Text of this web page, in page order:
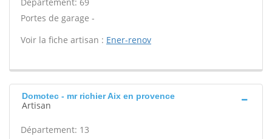
Portes de garage -
Voir la fiche artisan : Ener-renov
Domotec - mr richier Aix en provence
Artisan
Département: 13